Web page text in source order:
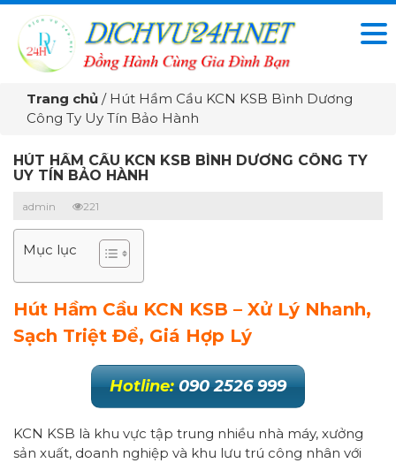
Trang chủ / Hút Hầm Cầu KCN KSB Bình Dương
Công Ty Uy Tín Bảo Hành
HÚT HẦM CẦU KCN KSB BÌNH DƯƠNG CÔNG TY
UY TÍN BẢO HÀNH
admin 221
Mục lục
Hút Hầm Cầu KCN KSB – Xử Lý Nhanh,
Sạch Triệt Để, Giá Hợp Lý
Hotline: 090 2526 999
KCN KSB là khu vực tập trung nhiều nhà máy, xưởng
sản xuất, doanh nghiệp và khu lưu trú công nhân với